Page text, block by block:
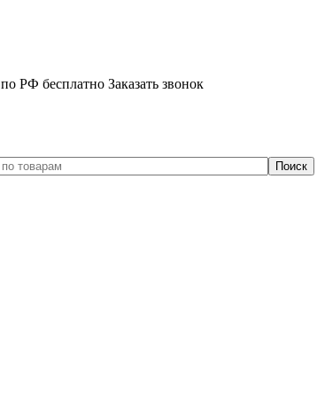
РФ бесплатно Заказать звонок